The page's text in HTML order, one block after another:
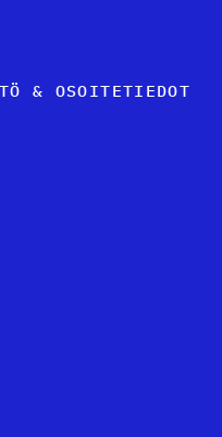
& OSOITETIEDOT